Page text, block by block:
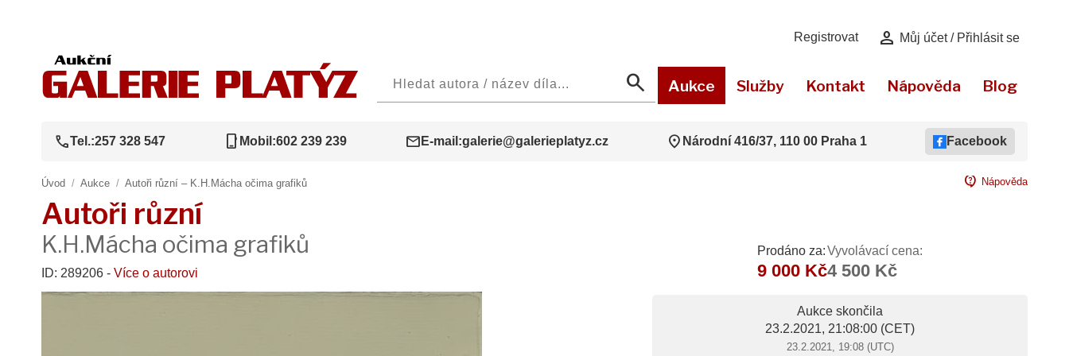
Registrovat person Můj účet / Přihlásit se
search Aukce Služby Kontakt Nápověda Blog
callTel.:257 328 547 phone_iphone Mobil:602 239 239 mail E-mail:galerie@galerieplatyz.cz location_on Národní 416/37, 110 00 Praha 1 Facebook
Úvod / Aukce / Autoři různí – K.H.Mácha očima grafiků contact_support Nápověda
Autoři různí
K.H.Mácha očima grafiků
ID: 289206 - Více o autorovi
Prodáno za:
9 000 Kč
Vyvolávací cena:
4 500 Kč
Aukce skončila
23.2.2021, 21:08:00 (CET)
23.2.2021, 19:08 (UTC)